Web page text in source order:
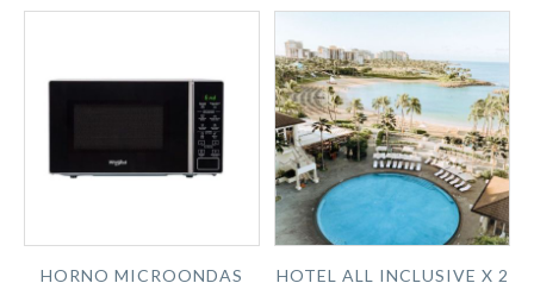
HORNO MICROONDAS HOTEL ALL INCLUSIVE X 2